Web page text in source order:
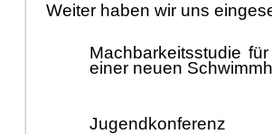
Weiter haben wir uns
Machbarkeitsstudie fü
einer neuen
Jugendkonferenz